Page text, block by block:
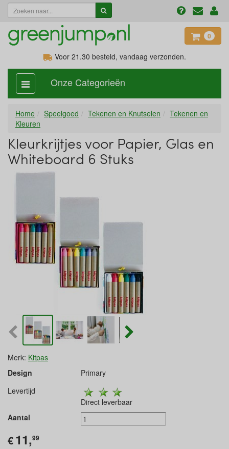
0
Voor 21.30 besteld, vandaag verzonden.
categorie
aan,
Onze Categorieën
Home Speelgoed Tekenen en Knutselen
Tekenen en
Kleuren
Kleurkrijtjes voor Papier, Glas en
Whiteboard 6 Stuks
Merk: Kitpas
Design
Primary
Levertijd
Direct leverbaar
Aantal
€11,99